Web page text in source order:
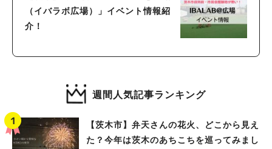
（イバラボ広場）」イベント情報紹
介！
週間人気記事ランキング
【茨木市】弁天さんの花火、どこから見え
た？今年は茨木のあちこちを巡ってみまし